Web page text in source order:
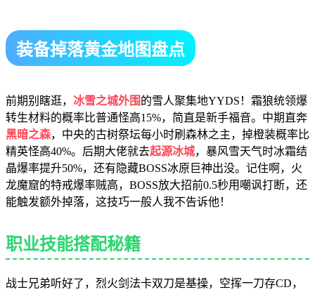
装备掉落黄金地图盘点
前期别瞎逛， 冰雪之城外围的雪人聚集地YYDS！霜狼统领爆
转生材料的概率比普通怪高15%，简直是新手福音。中期直奔
黑暗之森，中央的古树祭坛每小时刷森林之主，掉橙装概率比
精英怪高40%。后期大佬就去起源冰城，暴风雪天气时冰霜结
晶爆率提升50%，还有隐藏BOSS冰原巨神出没。记住啊，火
龙魔窟的特戒爆率贼高，BOSS放大招前0.5秒用嘲讽打断，还
能触发额外掉落，这技巧一般人我不告诉他！
职业技能搭配秘籍
战士兄弟听好了，烈火剑法卡双刀是基操，空挥一刀存CD，